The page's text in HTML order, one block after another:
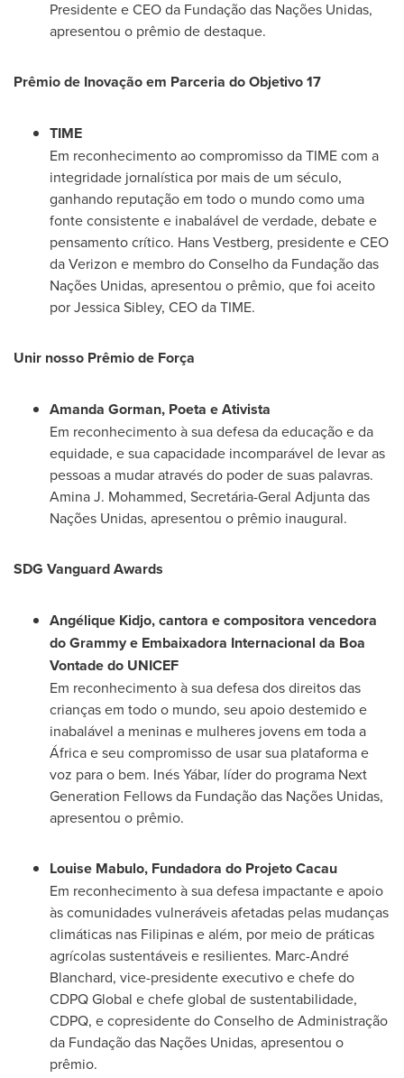
Presidente e CEO da Fundação das Nações Unidas,
apresentou o prêmio de destaque.
Prêmio de Inovação em Parceria do Objetivo 17
TIME
Em reconhecimento ao compromisso da TIME com a
integridade jornalística por mais de um século,
ganhando reputação em todo o mundo como uma
fonte consistente e inabalável de verdade, debate e
pensamento crítico. Hans Vestberg, presidente e CEO
da Verizon e membro do Conselho da Fundação das
Nações Unidas, apresentou o prêmio, que foi aceito
porJessica Sibley, CEO da TIME.
Unir nosso Prêmio de Força
Amanda Gorman, Poeta e Ativista
Em reconhecimento à sua defesa da educação e da
equidade, e sua capacidade incomparável de levar as
pessoas a mudar através do poder de suas palavras.
Amina J. Mohammed, Secretária-Geral Adjuntadas
Nações Unidas, apresentou o prêmio inaugural.
SDG Vanguard Awards
Angélique Kidjo, cantora e compositora vencedora
do Grammy e Embaixadora Internacional da Boa
Vontade do UNICEF
Em reconhecimento à sua defesa dos direitos das
crianças em todo o mundo, seu apoio destemido e
inabalável a meninas e mulheres jovens em toda a
África e seu compromisso de usar sua plataforma e
voz para o bem. Inés Yábar, líder do programa Next
Generation Fellows da Fundação das Nações Unidas,
apresentou o prêmio.
Louise Mabulo, Fundadora do Projeto Cacau
Em reconhecimento à sua defesa impactante e apoio
às comunidades vulneráveis afetadas pelas mudanças
climáticas nas Filipinas e além, por meio de práticas
agrícolas sustentáveis e resilientes. Marc-André
Blanchard, vice-presidente executivo e chefe do
CDPQ Global e chefe global de sustentabilidade,
CDPQ, e copresidente do Conselho de Administração
da Fundação das Nações Unidas, apresentou o
prêmio.